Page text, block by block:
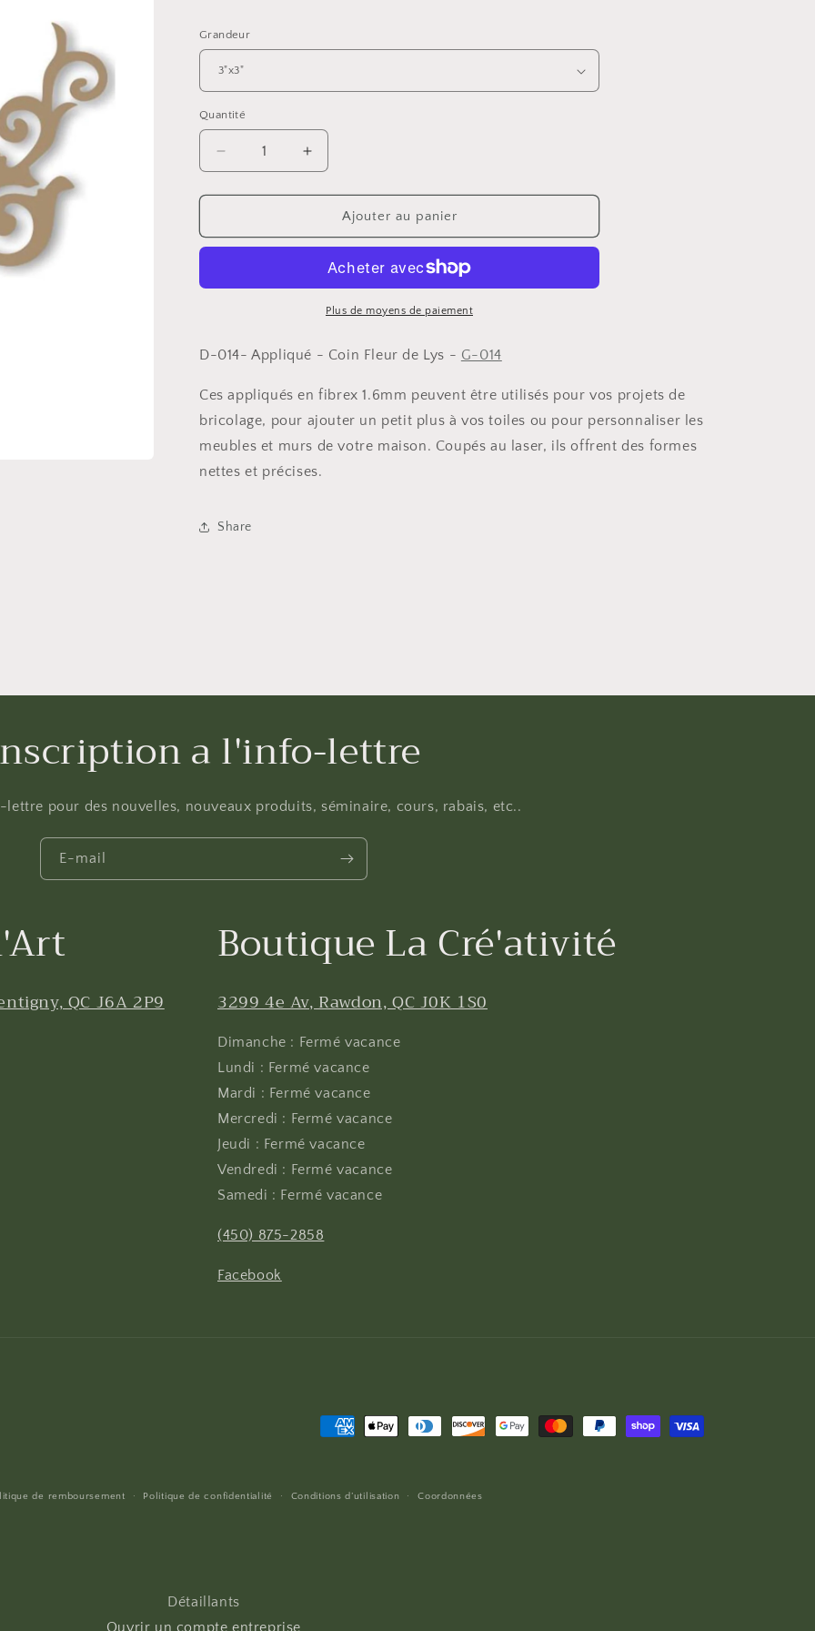
Grandeur
Quantité
Réduire
la
quantité
Appliqué
Fleur
Augmenter
la
quantité
Appliqué
Coin
Fleur
Ajouter au panier
Plus de moyens de paiement
D-014- Appliqué - Coin Fleur de Lys - G-014
Ces appliqués en fibrex 1.6mm peuvent être utilisés pour vos projets de
bricolage, pour ajouter un petit plus à vos toiles ou pour personnaliser les
meubles et murs de votre maison. Coupés au laser, ils offrent des formes
nettes et précises.
Share
a l'info-lettre
pour des nouvelles, nouveaux produits, séminaire, cours, rabais, etc..
E-mail
QC J6A 2P9
Boutique La Cré'ativité
3299 4e Av, Rawdon, QC J0K 1S0
Dimanche : Fermé vacance
Lundi : Fermé vacance
Mardi : Fermé vacance
Mercredi : Fermé vacance
Jeudi : Fermé vacance
Vendredi : Fermé vacance
Samedi : Fermé vacance
(450) 875-2858
Facebook
Moyens
de remboursement Politique de confidentialité Conditions d’utilisation Coordonnées
Détaillants
Ouvrir un compte entreprise